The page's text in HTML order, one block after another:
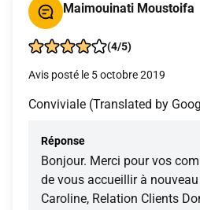
Maimouinati Moustoifa
(4/5)
Avis posté le 5 octobre 2019
Conviviale (Translated by
Réponse
Bonjour. Merci pour vos
de vous accueillir à
Caroline, Relation Clients